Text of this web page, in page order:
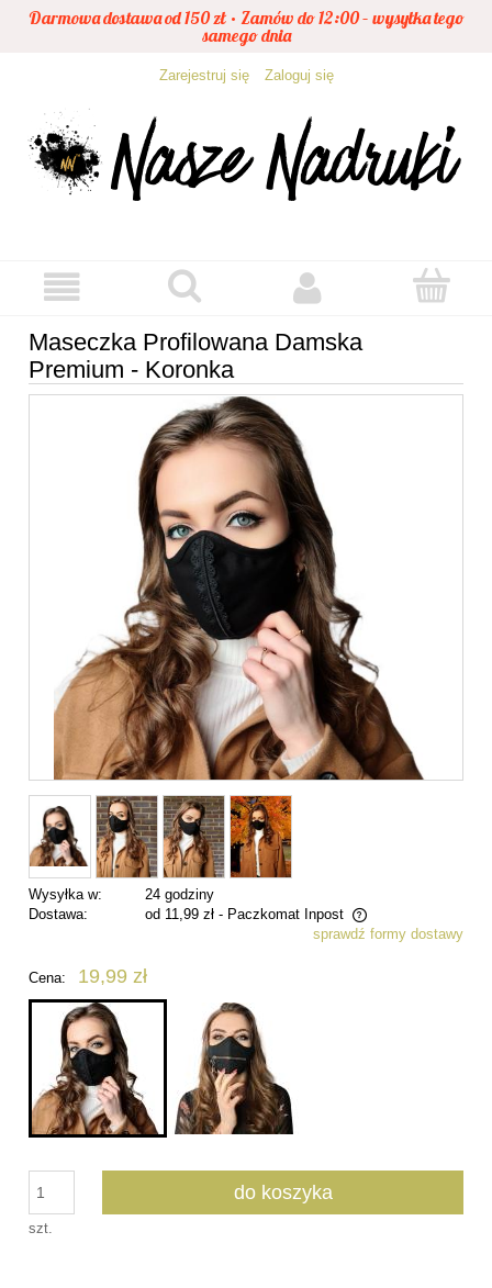
Darmowa dostawa od 150 zł • Zamów do 12:00 – wysyłka tego
samego dnia
Zarejestruj się Zaloguj się
Maseczka Profilowana Damska
Premium - Koronka
Wysyłka w:
24 godziny
Dostawa:
od 11,99 zł - Paczkomat Inpost
Cena nie zawiera ewentualnych kosztów płatnościsprawdź formy dostawy
Cena: 19,99 zł
szt.
do koszyka